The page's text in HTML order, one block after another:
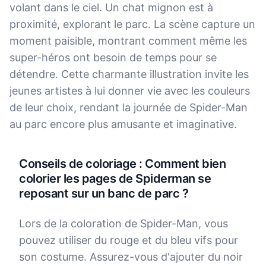
volant dans le ciel. Un chat mignon est à
proximité, explorant le parc. La scène capture un
moment paisible, montrant comment même les
super-héros ont besoin de temps pour se
détendre. Cette charmante illustration invite les
jeunes artistes à lui donner vie avec les couleurs
de leur choix, rendant la journée de Spider-Man
au parc encore plus amusante et imaginative.
Conseils de coloriage : Comment bien
colorier les pages de Spiderman se
reposant sur un banc de parc ?
Lors de la coloration de Spider-Man, vous
pouvez utiliser du rouge et du bleu vifs pour
son costume. Assurez-vous d'ajouter du noir